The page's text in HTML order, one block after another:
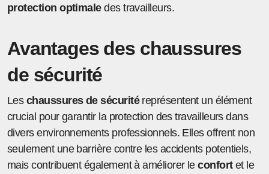
protection optimaledes travailleurs.
Avantages des chaussures
de sécurité
Les chaussures de sécuritéreprésentent un élément
crucial pour garantir la protection des travailleurs dans
divers environnements professionnels. Elles offrent non
seulement une barrière contre les accidents potentiels,
mais contribuent également à améliorer leconfortet le